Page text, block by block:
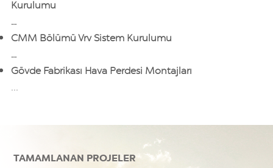
Kurulumu
​...
CMM Bölümü Vrv Sistem Kurulumu
​...
Gövde Fabrikası Hava Perdesi Montajları
...
TAMAMLANAN PROJELER